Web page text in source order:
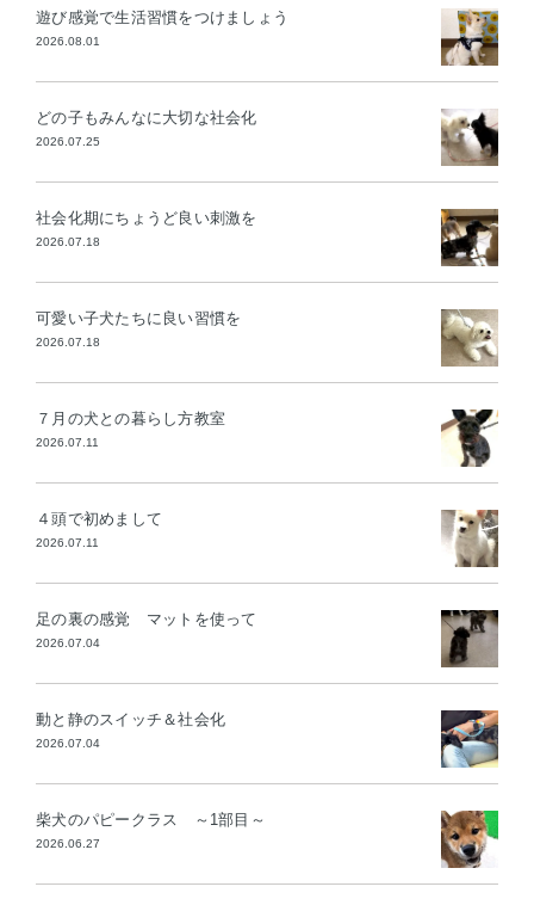
遊び感覚で生活習慣をつけましょう
2026.08.01
どの子もみんなに大切な社会化
2026.07.25
社会化期にちょうど良い刺激を
2026.07.18
可愛い子犬たちに良い習慣を
2026.07.18
７月の犬との暮らし方教室
2026.07.11
４頭で初めまして
2026.07.11
足の裏の感覚 マットを使って
2026.07.04
動と静のスイッチ＆社会化
2026.07.04
柴犬のパピークラス ～1部目～
2026.06.27